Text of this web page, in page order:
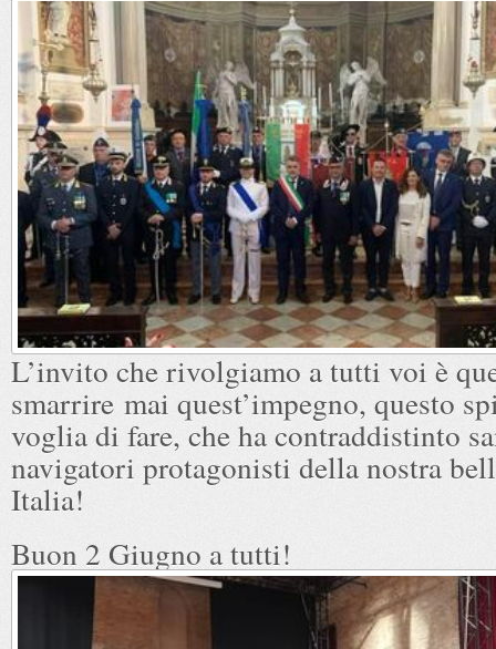
L’invito che rivolgiamo a tutti voi è
smarrire mai quest’impegno, questo
voglia di fare, che ha contraddistinto
navigatori protagonisti della nostra
Italia!
Buon 2 Giugno a tutti!